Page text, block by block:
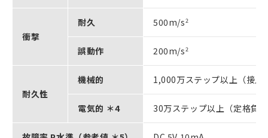
衝撃
耐久 500m/s2
誤動作 200m/s2
耐久性
機械的 1,000万ステップ以上（接
電気的 ＊4 30万ステップ以上（定格負